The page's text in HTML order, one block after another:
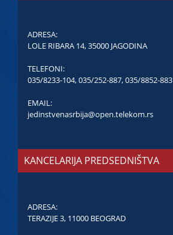
ADRESA:
LOLE RIBARA 14, 35000 JAGODINA
TELEFONI:
035/8233-104,035/252-887,035/8852-883
EMAIL:
jedinstvenasrbija@open.telekom.rs
KANCELARIJA PREDSEDNIŠTVA
ADRESA:
TERAZIJE 3, 11000 BEOGRAD